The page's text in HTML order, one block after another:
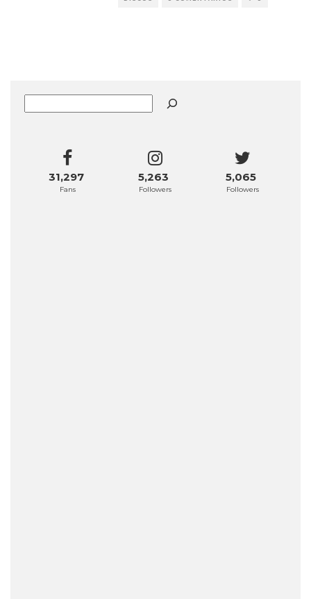
31,297
Fans
5,263
Followers
5,065
Followers